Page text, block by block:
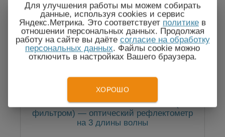
Госреестр
Гамма Люкс M1 1310/1550/1625 F (с
фильтром) — оптический рефлектометр
на 3 длины волны
Для улучшения работы мы можем собирать
данные, используя cookies и сервис
Яндекс.Метрика. Это соответствует политике в
отношении персональных данных. Продолжая
работу на сайте вы даёте согласие на обработку
персональных данных. Файлы cookie можно
отключить в настройках Вашего браузера.
ХОРОШО